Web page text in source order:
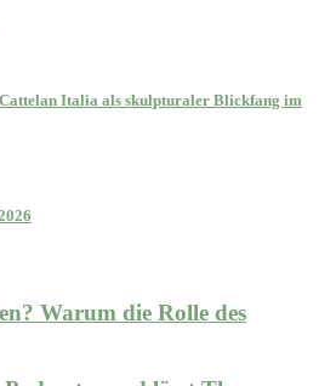
Italia als skulpturaler Blickfang im
Warum die Rolle des